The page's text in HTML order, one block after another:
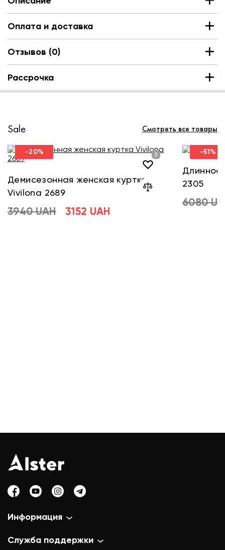
Оплата и доставка
Отзывов (0)
Рассрочка
Sale Смотреть все товары
-20%
Демисезонная женская куртка
Vivilona 2689
3940 UAH 3152 UAH
-51%
+1
Длинное
2305
6080
Информация
Служба поддержки